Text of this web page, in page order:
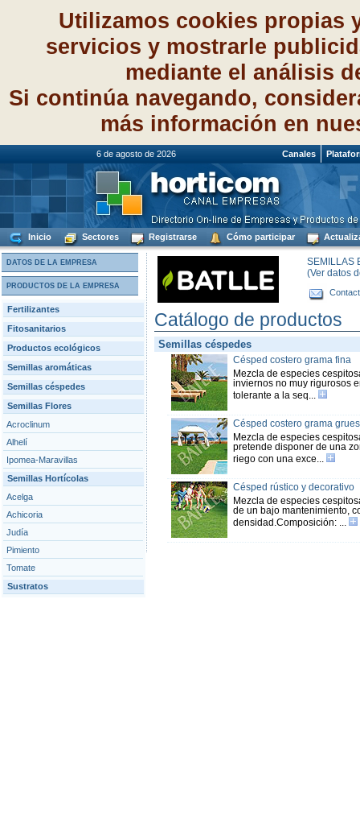
Utilizamos cookies propias
servicios y mostrarle
mediante el análisis
Si continúa navegando,
más información en
6 de agosto de 2026 Canales
Inicio Sectores Registrarse Cómo participar
DATOS DE LA EMPRESA
PRODUCTOS DE LA EMPRESA
Fertilizantes
Fitosanitarios
Productos ecológicos
Semillas aromáticas
Semillas céspedes
Semillas Flores
Acroclinum
Alhelí
Ipomea-Maravillas
Semillas Hortícolas
Acelga
Achicoria
Judía
Pimiento
Tomate
Sustratos
SEMILLAS
(Ver datos
Catálogo de productos
Semillas céspedes
Césped costero grama fina
Mezcla de especies
inviernos no muy rigurosos
tolerante a la seq...
Césped costero grama
Mezcla de especies
pretende disponer de una
riego con una exce...
Césped rústico y decorativo
Mezcla de especies
de un bajo mantenimiento,
densidad.Composición: ...